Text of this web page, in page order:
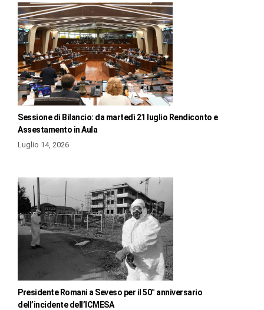
Sessione di Bilancio: da martedì 21 luglio Rendiconto e
Assestamento in Aula
Luglio 14, 2026
Presidente Romani a Seveso per il 50° anniversario
dell’incidente dell’ICMESA